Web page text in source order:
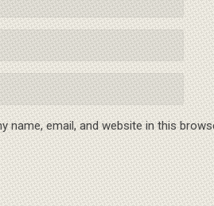
name, email, and website in this